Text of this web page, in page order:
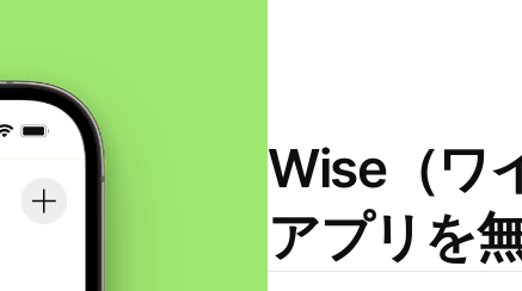
Wise（ワ
アプリを